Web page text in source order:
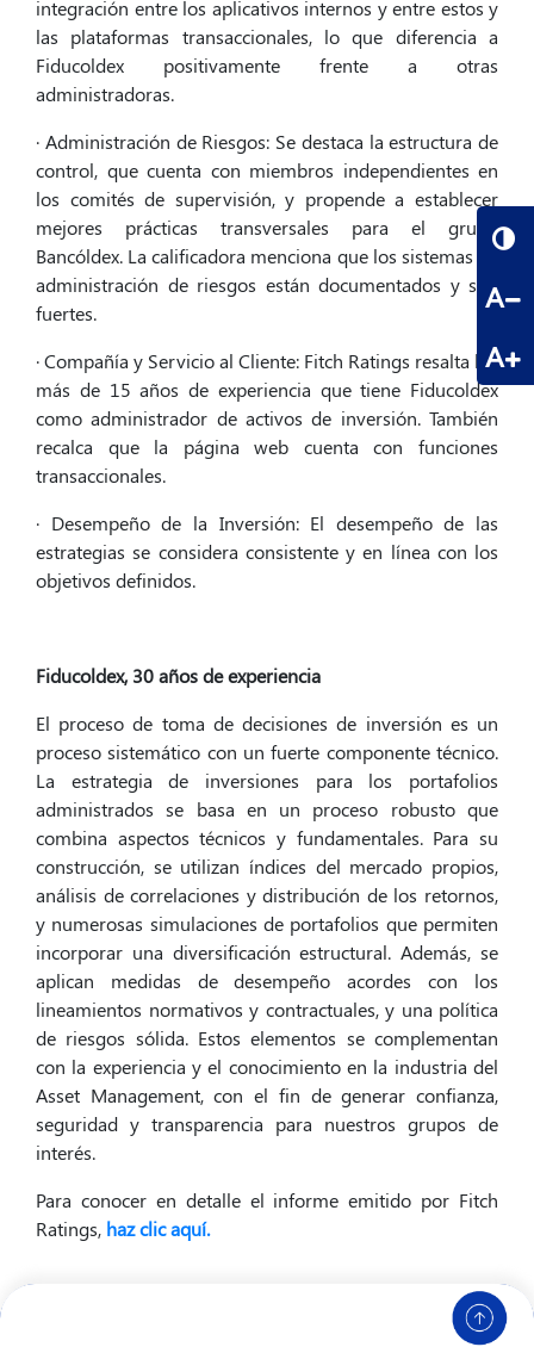
A
A
integración entre los aplicativos internos y entre estos y
las plataformas transaccionales, lo que diferencia a
Fiducoldex positivamente frente a otras
administradoras.
· Administración de Riesgos: Se destaca la estructura de
control, que cuenta con miembros independientes en
los comités de supervisión, y propende a establecer
mejores prácticas transversales para el grupo
Bancóldex. La calificadora menciona que los sistemas de
administración de riesgos están documentados y son
fuertes.
· Compañía y Servicio al Cliente: Fitch Ratings resalta los
más de 15 años de experiencia que tiene Fiducoldex
como administrador de activos de inversión. También
recalca que la página web cuenta con funciones
transaccionales.
· Desempeño de la Inversión: El desempeño de las
estrategias se considera consistente y en línea con los
objetivos definidos.
Fiducoldex, 30 años de experiencia
El proceso de toma de decisiones de inversión es un
proceso sistemático con un fuerte componente técnico.
La estrategia de inversiones para los portafolios
administrados se basa en un proceso robusto que
combina aspectos técnicos y fundamentales. Para su
construcción, se utilizan índices del mercado propios,
análisis de correlaciones y distribución de los retornos,
y numerosas simulaciones de portafolios que permiten
incorporar una diversificación estructural. Además, se
aplican medidas de desempeño acordes con los
lineamientos normativos y contractuales, y una política
de riesgos sólida. Estos elementos se complementan
con la experiencia y el conocimiento en la industria del
Asset Management, con el fin de generar confianza,
seguridad y transparencia para nuestros grupos de
interés.
Para conocer en detalle el informe emitido por Fitch
Ratings, haz clic aquí.